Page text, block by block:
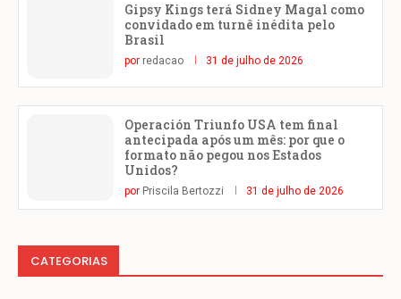
Gipsy Kings terá Sidney Magal como
convidado em turnê inédita pelo
Brasil
por redacao 31 de julho de 2026
Operación Triunfo USA tem final
antecipada após um mês: por que o
formato não pegou nos Estados
Unidos?
por Priscila Bertozzi 31 de julho de 2026
CATEGORIAS